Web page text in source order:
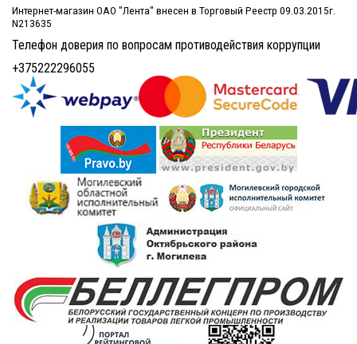
Интернет-магазин ОАО "Лента" внесен в Торговый Реестр 09.03.2015г.
N213635
Телефон доверия по вопросам противодействия коррупции
+375222296055